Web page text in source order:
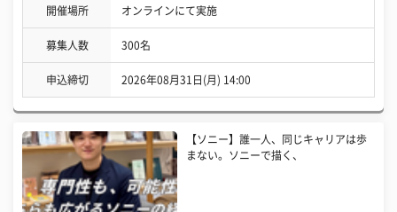
開催場所 オンラインにて実施
募集人数 300名
申込締切 2026年08月31日(月) 14:00
【ソニー】誰一人、同じキャリアは歩
まない。ソニーで描く、